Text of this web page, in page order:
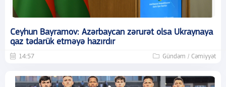
Ceyhun Bayramov: Azərbaycan zərurət olsa Ukraynaya
qaz tədarük etməyə hazırdır
14:57 Gündəm / Cəmiyyət